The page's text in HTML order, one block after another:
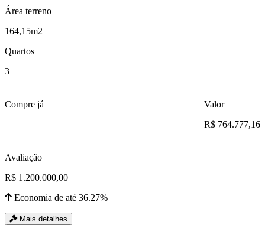
Área terreno
164,15m2
Quartos
3
Compre já
Valor
R$ 764.777,16
Avaliação
R$ 1.200.000,00
Economia de até 36.27%
Mais detalhes